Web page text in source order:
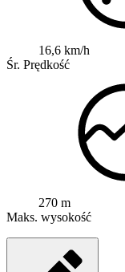
16,6 km/h
Śr. Prędkość
270 m
Maks. wysokość